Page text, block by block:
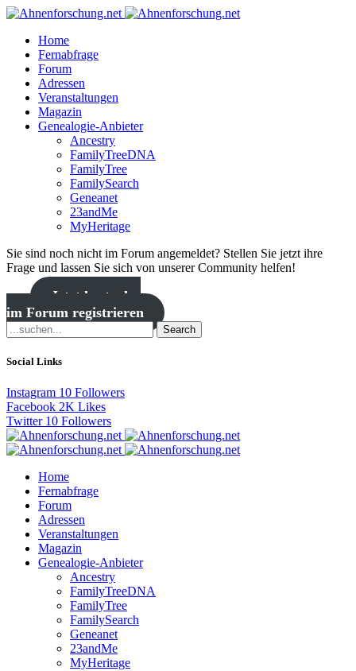
Home
Fernabfrage
Forum
Adressen
Veranstaltungen
Magazin
Genealogie-Anbieter
Ancestry
FamilyTreeDNA
FamilyTree
FamilySearch
Geneanet
23andMe
MyHeritage
Sie sind noch nicht im Forum angemeldet? Stellen Sie jetzt ihre
Frage und lassen Sie sich von unserer Community helfen!
Jetzt kostenlos
im Forum registrieren
Search
Social Links
Instagram 10 Followers
Facebook 2K Likes
Twitter 10 Followers
Home
Fernabfrage
Forum
Adressen
Veranstaltungen
Magazin
Genealogie-Anbieter
Ancestry
FamilyTreeDNA
FamilyTree
FamilySearch
Geneanet
23andMe
MyHeritage